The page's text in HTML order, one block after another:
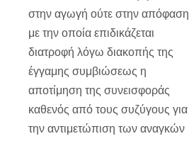
στην αγωγή ούτε στην απόφαση
με την οποία επιδικάζεται
διατροφή λόγω διακοπής της
έγγαμης συμβιώσεως η
αποτίμηση της συνεισφοράς
καθενός από τους συζύγους για
την αντιμετώπιση των αναγκών